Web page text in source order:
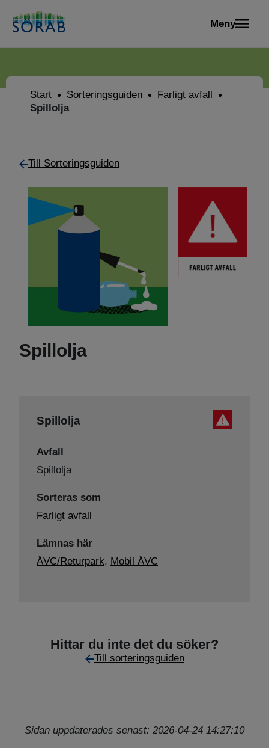
Meny
Start Sorteringsguiden
Farligt avfall
Spillolja
Till Sorteringsguiden
Spillolja
Spillolja
Avfall
Spillolja
Sorteras som
Farligt avfall
Lämnas här
ÅVC/Returpark, Mobil ÅVC
Hittar du inte det du söker?
Till sorteringsguiden
Sidan uppdaterades senast: 2026-04-24 14:27:10